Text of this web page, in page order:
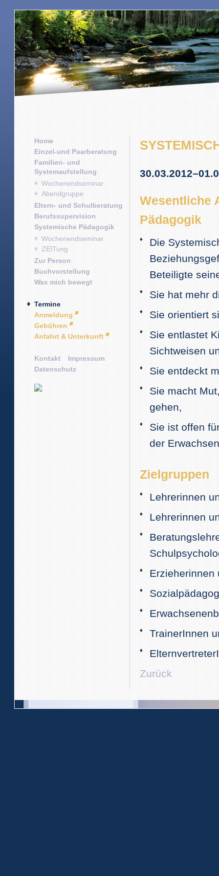
Home
Einzel-und Paarberatung
Familien- und
Systemaufstellung
Wochenendseminar
Abendgruppe
Eltern- und Schulberatung
Berufssupervision
Systemische Pädagogik
Wochenendseminar
ZEITung
Zur Person
Buchvorstellung
Was mich bewegt
Termine
Anmeldung
Gebühren
Anfahrt & Unterkunft
Kontakt
Impressum
Datenschutz
Wesentliche
Pädagogik
Die
Beteiligte
Sie hat mehr
Sie orientiert
Sie entlastet
Sichtweisen
Sie entdeckt
Sie macht
gehen,
Sie ist offen
der
Zielgruppen
Lehrerinnen
Lehrerinnen
Erzieherinnen
TrainerInnen
Zurück